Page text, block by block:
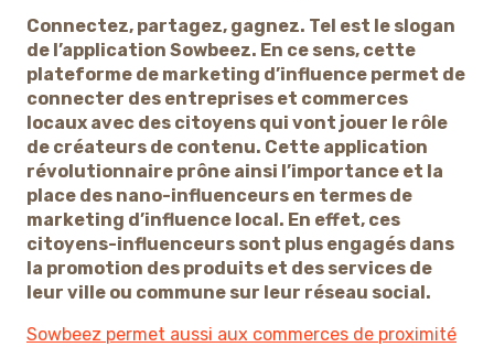
Connectez, partagez, gagnez. Tel est le slogan
de l’application Sowbeez. En ce sens, cette
plateforme de marketing d’influence permet de
connecter des entreprises et commerces
locaux avec des citoyens qui vont jouer le rôle
de créateurs de contenu. Cette application
révolutionnaire prône ainsi l’importance et la
place des nano-influenceurs en termes de
marketing d’influence local. En effet, ces
citoyens-influenceurs sont plus engagés dans
la promotion des produits et des services de
leur ville ou commune sur leur réseau social.
Sowbeez permet aussi aux commerces de proximité